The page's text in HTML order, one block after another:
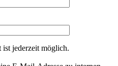
jederzeit möglich.